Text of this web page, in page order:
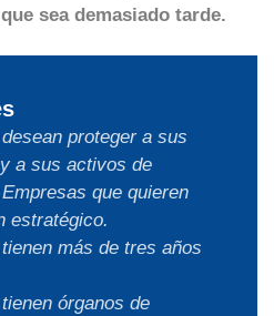
sea demasiado tarde.
proteger a sus
a sus activos de
que quieren
estratégico.
más de tres años
órganos de